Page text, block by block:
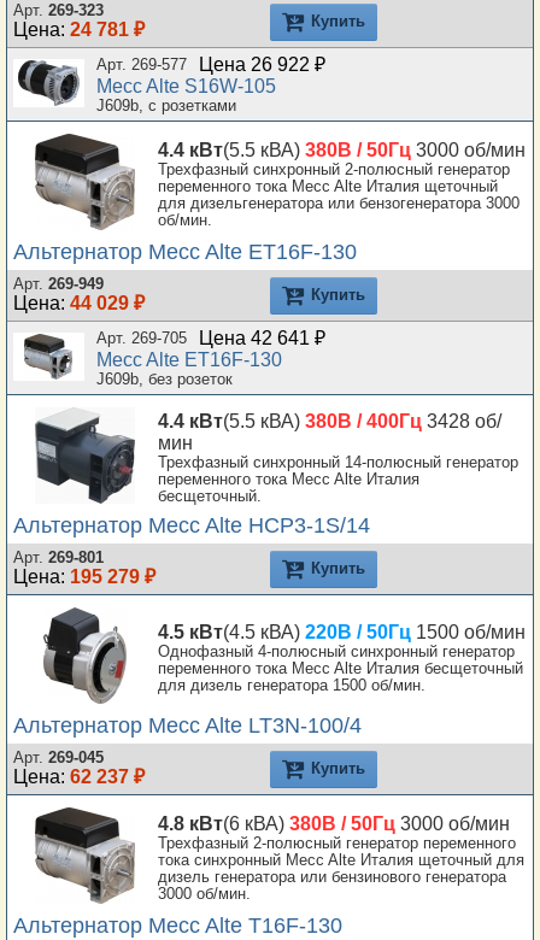
Арт. 269-323
Цена: 24 781 ₽ Купить
Арт. 269-577
Цена 26 922 ₽
Mecc Alte S16W-105
J609b, с розетками
4.4 кВт(5.5 кВА) 380В / 50Гц 3000 об/мин
Трехфазный синхронный 2-полюсный генератор
переменного тока Mecc Alte Италия щеточный
для дизельгенератора или бензогенератора 3000
об/мин.
Альтернатор Mecc Alte ET16F-130
Арт. 269-949
Цена: 44 029 ₽ Купить
Арт. 269-705
Цена 42 641 ₽
Mecc Alte ET16F-130
J609b, без розеток
4.4 кВт(5.5 кВА) 380В / 400Гц 3428 об/
мин
Трехфазный синхронный 14-полюсный генератор
переменного тока Mecc Alte Италия
бесщеточный.
Альтернатор Mecc Alte HCP3-1S/14
Арт. 269-801
Цена: 195 279 ₽ Купить
4.5 кВт(4.5 кВА) 220В / 50Гц 1500 об/мин
Однофазный 4-полюсный синхронный генератор
переменного тока Mecc Alte Италия бесщеточный
для дизель генератора 1500 об/мин.
Альтернатор Mecc Alte LT3N-100/4
Арт. 269-045
Цена: 62 237 ₽ Купить
4.8 кВт(6 кВА) 380В / 50Гц 3000 об/мин
Трехфазный 2-полюсный генератор переменного
тока синхронный Mecc Alte Италия щеточный для
дизель генератора или бензинового генератора
3000 об/мин.
Альтернатор Mecc Alte T16F-130